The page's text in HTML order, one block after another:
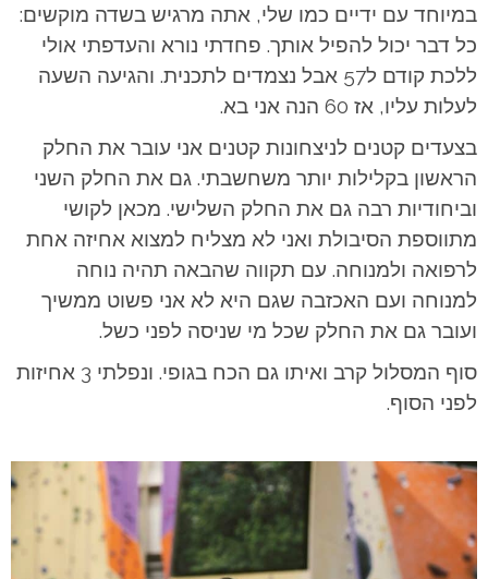
במיוחד עם ידיים כמו שלי, אתה מרגיש בשדה מוקשים:
כל דבר יכול להפיל אותך. פחדתי נורא והעדפתי אולי
ללכת קודם ל57 אבל נצמדים לתכנית. והגיעה השעה
לעלות עליו, אז 60 הנה אני בא.
בצעדים קטנים לניצחונות קטנים אני עובר את החלק
הראשון בקלילות יותר משחשבתי. גם את החלק השני
וביחודיות רבה גם את החלק השלישי. מכאן לקושי
מתווספת הסיבולת ואני לא מצליח למצוא אחיזה אחת
לרפואה ולמנוחה. עם תקווה שהבאה תהיה נוחה
למנוחה ועם האכזבה שגם היא לא אני פשוט ממשיך
ועובר גם את החלק שכל מי שניסה לפני כשל.
סוף המסלול קרב ואיתו גם הכח בגופי. ונפלתי 3 אחיזות
לפני הסוף.